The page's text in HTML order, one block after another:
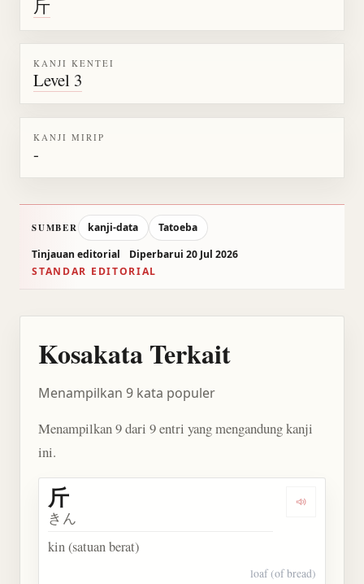
斤
KANJI KENTEI
Level 3
KANJI MIRIP
-
SUMBER kanji-data
Tatoeba
Tinjauan editorial
Diperbarui 20 Jul 2026
STANDAR EDITORIAL
Kosakata Terkait
Menampilkan 9 kata populer
Menampilkan 9 dari 9 entri yang mengandung kanji
ini.
Dengarkan
斤
きん
kin (satuan berat)
loaf (of bread)